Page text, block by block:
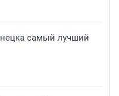
самый лучший